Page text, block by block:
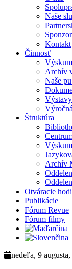
Naše
Kontakt
Činnosť
Archív
Naše
Výstavy
Štruktúra
Archív
Otváracie
Publikácie
Fórum Revue
Fórum filmy
nedeľa, 9